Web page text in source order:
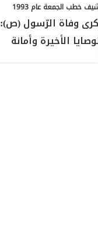
خطب الجمعة عام 1993
وفاة الرّسول (ص):
الأخيرة وأمانة